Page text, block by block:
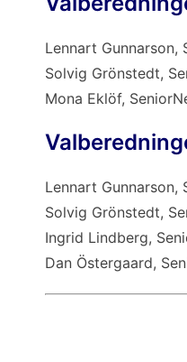
Lennart Gunnarson,
Solvig Grönstedt,
Mona Eklöf,
Lennart Gunnarson,
Solvig Grönstedt,
Ingrid Lindberg,
Dan Östergaard,